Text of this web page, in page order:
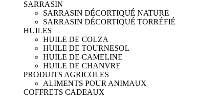
SARRASIN
SARRASIN DÉCORTIQUÉ NATURE
SARRASIN DÉCORTIQUÉ TORRÉFIÉ
HUILES
HUILE DE COLZA
HUILE DE TOURNESOL
HUILE DE CAMELINE
HUILE DE CHANVRE
PRODUITS AGRICOLES
ALIMENTS POUR ANIMAUX
COFFRETS CADEAUX